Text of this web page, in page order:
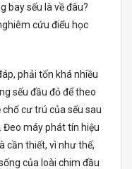
bay sếu là về đâu?
cứu điểu học
phải tốn khá nhiều
sếu đầu đỏ để theo
cư trú của sếu sau
. Đeo máy phát tín hiệu
cần thiết, vì như thế,
của loài chim đầu